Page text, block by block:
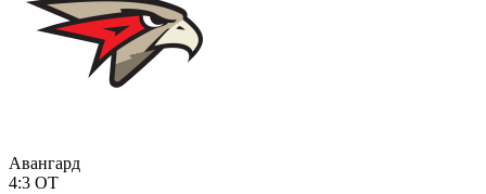
Авангард
4:3 ОТ